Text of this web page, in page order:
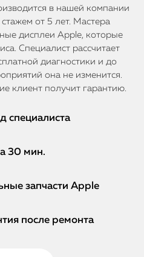
в нашей компании
от 5 лет. Мастера
дисплеи Apple, которые
Специалист рассчитает
диагностики и до
она не изменится.
клиент получит гарантию.
специалиста
30 мин.
запчасти Apple
после ремонта